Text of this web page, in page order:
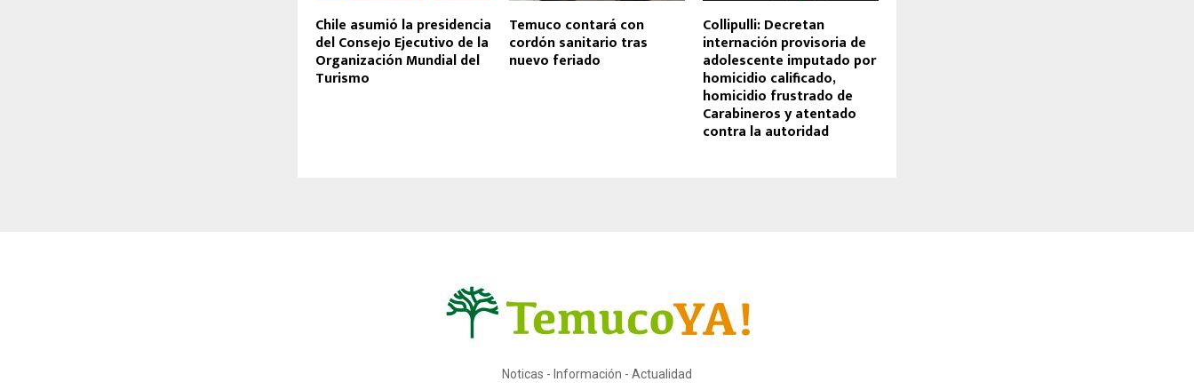
Chile asumió la presidencia
del Consejo Ejecutivo de la
Organización Mundial del
Turismo
Temuco contará con
cordón sanitario tras
nuevo feriado
Collipulli: Decretan
internación provisoria de
adolescente imputado por
homicidio calificado,
homicidio frustrado de
Carabineros y atentado
contra la autoridad
Noticas - Información - Actualidad